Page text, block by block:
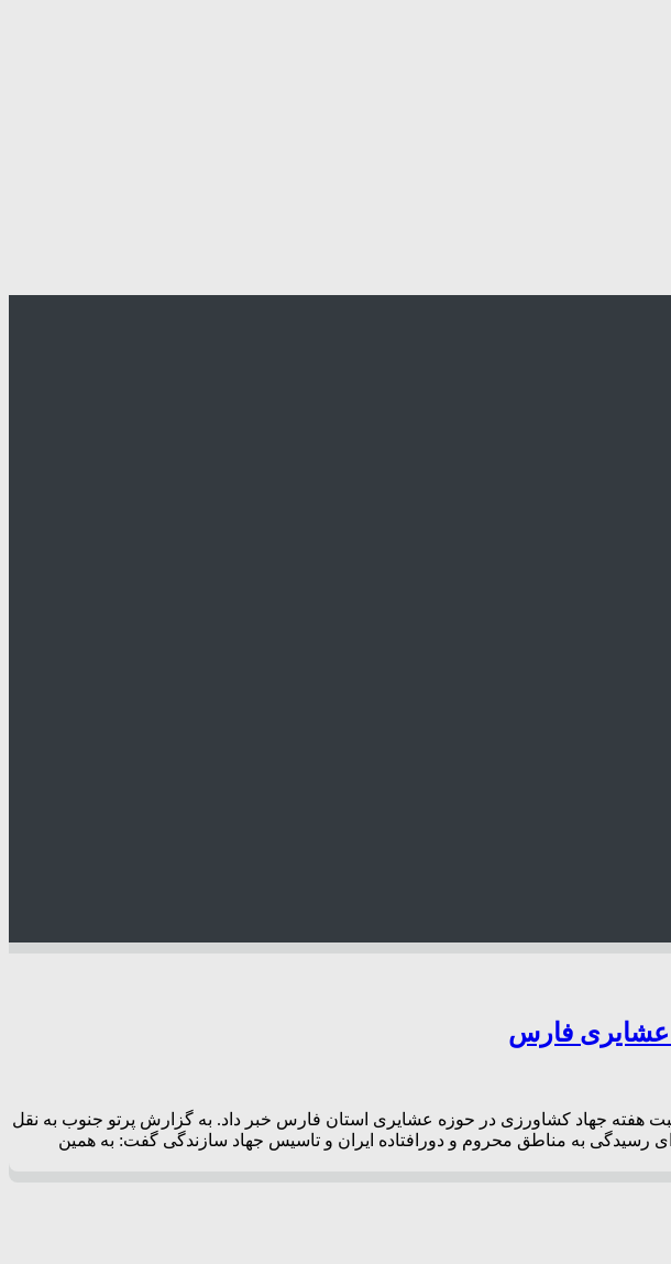
۱۳ طرح عمرانی با اعتبار بالغ بر 45 میلیارد و 200 میلیون ریال به مناسبت هفته جهاد کشاورزی در حوزه عشایری استان فارس خبر داد. به گزارش پرتو جنوب به نقل
رسیدگی به مناطق محروم و دورافتاده ایران و تاسیس جهاد سازندگی گفت: به همین